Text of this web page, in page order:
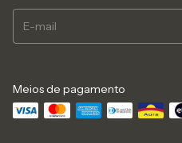
Meios de pagamento